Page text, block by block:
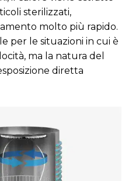
sterilizzati,
molto più rapido.
per le situazioni in cui è
ma la natura del
diretta